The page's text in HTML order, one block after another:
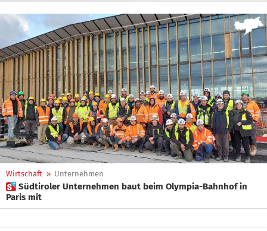
Wirtschaft » Unternehmen
 Südtiroler Unternehmen baut beim Olympia-Bahnhof in
Paris mit